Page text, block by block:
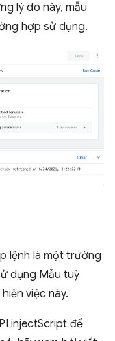
lý do này, mẫu
hợp sử dụng.
lệnh là một trường
dụng Mẫu tuỳ
việc này.
injectScript để